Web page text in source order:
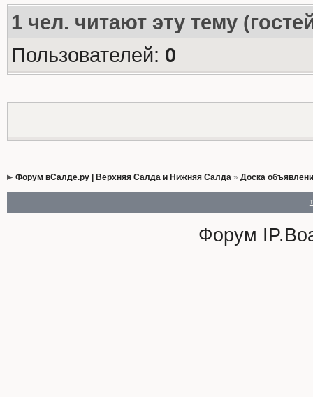
1чел. читают эту тему
Пользователей: 0
Форум вСалде.ру | Верхняя Салда и Нижняя Салда» Доска
Форум